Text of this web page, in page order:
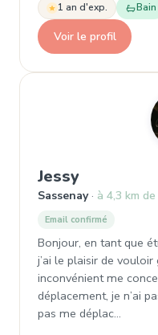
1 an d'exp. Bain
Voir le profil
Jessy, Baby-
Sassenay à 4,3 km
Email confirmé
Bonjour, en tant que
j’ai le plaisir de
inconvénient me
déplacement, je n’ai
pas me déplac…